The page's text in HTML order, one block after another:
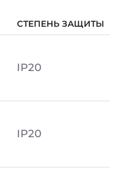
СТЕПЕНЬ ЗАЩИТЫ
IP20
IP20